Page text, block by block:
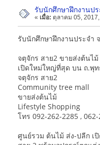
รับนักศึกษาฝึกงานป
« เมื่อ: ตุลาคม 05,
รับนักศึกษาฝึกงานประจำ
จตุจักร สาย2 ขายส่งต้นไ
เปิดใหม่ใหญ่ที่สุด บน ถ.พุ
จตุจักร สาย2
Community tree mall
ขายส่งต้นไม้
Lifestyle Shopping
โทร 092-262-2285 ,
ศูนย์รวม ต้นไม้ ส่ง-ปลีก